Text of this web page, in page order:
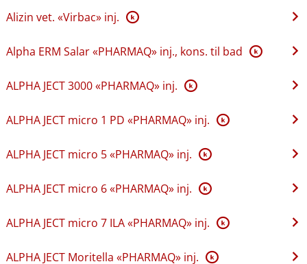
Alizin vet. «Virbac» inj. K
Alpha ERM Salar «PHARMAQ» inj., kons. til bad K
ALPHA JECT 3000 «PHARMAQ» inj. K
ALPHA JECT micro 1 PD «PHARMAQ» inj. K
ALPHA JECT micro 5 «PHARMAQ» inj. K
ALPHA JECT micro 6 «PHARMAQ» inj. K
ALPHA JECT micro 7 ILA «PHARMAQ» inj. K
ALPHA JECT Moritella «PHARMAQ» inj. K